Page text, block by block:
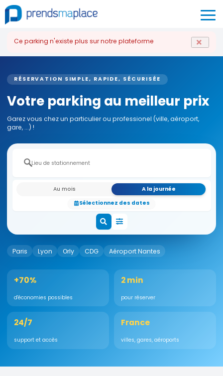
Ce parking n'existe plus sur notre plateforme
RÉSERVATION SIMPLE, RAPIDE, SÉCURISÉE
Votre parking au meilleur prix
Garez vous chez un particulier ou professionel (ville, aéroport,
gare, ...) !
Au mois
A la journée
Sélectionnez des dates
Paris Lyon Orly CDG Aéroport Nantes
+70%
d'économies possibles
2 min
pour réserver
24/7
support et accès
France
villes, gares, aéroports